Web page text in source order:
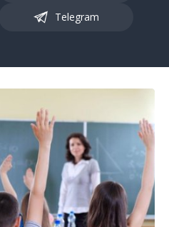
Telegram